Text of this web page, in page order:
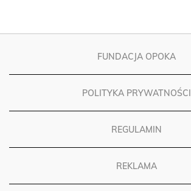
FUNDACJA OPOKA
POLITYKA PRYWATNOŚCI
REGULAMIN
REKLAMA